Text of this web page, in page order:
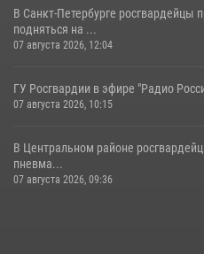
В Санкт-Петербурге росгвардейцы
подняться на ...
07 августа 2026, 12:04
ГУ Росгвардии в эфире "Радио
07 августа 2026, 10:15
В Центральном районе
пневма...
07 августа 2026, 09:36